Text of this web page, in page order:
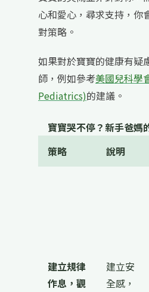
心和愛心，尋求支持，你
對策略。
如果對於寶寶的健康有疑
師，例如參考美國兒科學
Pediatrics)的建議。
寶寶哭不停？新手爸媽
策略
說明
建立規律
作息，觀
建立安
全感，